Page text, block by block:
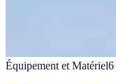
Équipement et Matériel6